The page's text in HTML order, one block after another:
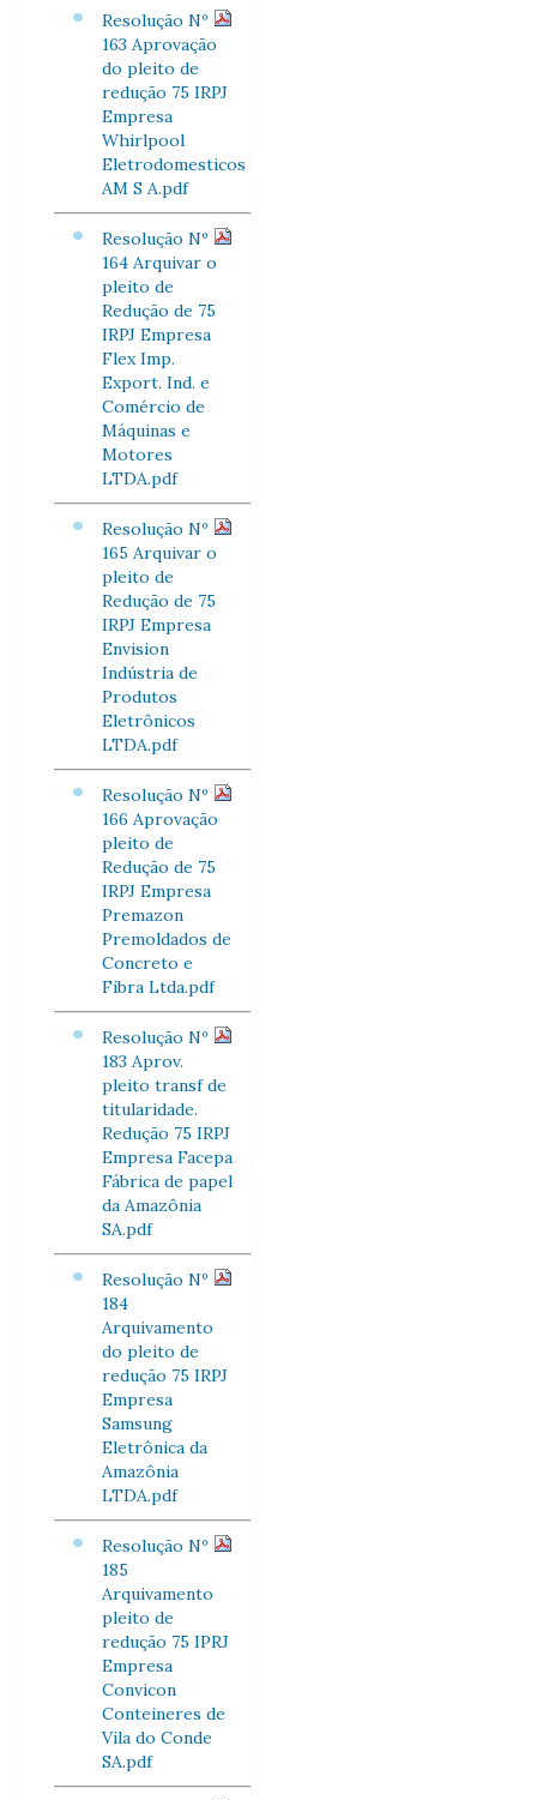
Resolução Nº
163 Aprovação
do pleito de
redução 75 IRPJ
Empresa
Whirlpool
Eletrodomesticos
AM S A.pdf
Resolução Nº
164 Arquivar o
pleito de
Redução de 75
IRPJ Empresa
Flex Imp.
Export. Ind. e
Comércio de
Máquinas e
Motores
LTDA.pdf
Resolução Nº
165 Arquivar o
pleito de
Redução de 75
IRPJ Empresa
Envision
Indústria de
Produtos
Eletrônicos
LTDA.pdf
Resolução Nº
166 Aprovação
pleito de
Redução de 75
IRPJ Empresa
Premazon
Premoldados de
Concreto e
Fibra Ltda.pdf
Resolução Nº
183 Aprov.
pleito transf de
titularidade.
Redução 75 IRPJ
Empresa Facepa
Fábrica de papel
da Amazônia
SA.pdf
Resolução Nº
184
Arquivamento
do pleito de
redução 75 IRPJ
Empresa
Samsung
Eletrônica da
Amazônia
LTDA.pdf
Resolução Nº
185
Arquivamento
pleito de
redução 75 IPRJ
Empresa
Convicon
Conteineres de
Vila do Conde
SA.pdf